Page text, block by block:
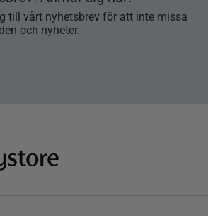
till vårt nyhetsbrev för att inte missa
och nyheter.